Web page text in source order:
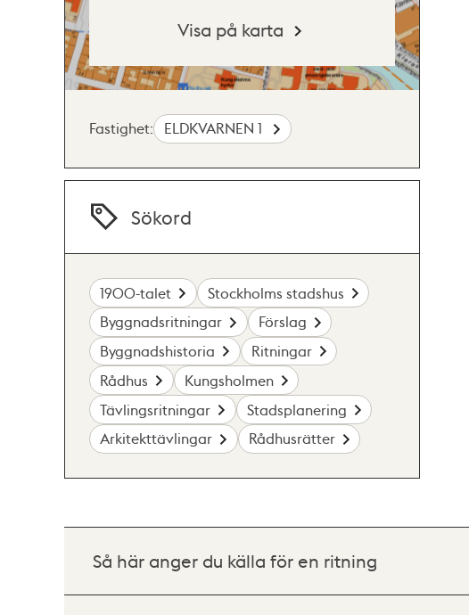
Visa på karta
Fastighet: ELDKVARNEN 1
Sökord
1900-talet
Stockholms stadshus
Byggnadsritningar
Förslag
Byggnadshistoria
Ritningar
Rådhus
Kungsholmen
Tävlingsritningar
Stadsplanering
Arkitekttävlingar
Rådhusrätter
Så här anger du källa för en ritning